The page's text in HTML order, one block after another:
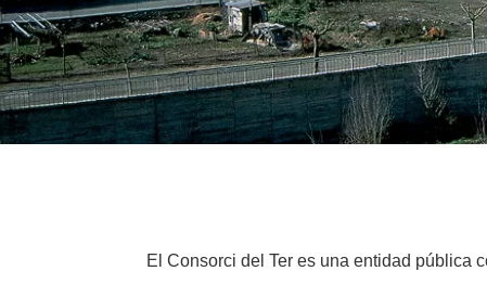
El Consorci del Ter es una entidad pública